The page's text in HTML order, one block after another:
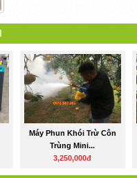
Máy Phun Khói Trừ Côn
Trùng Mini...
3,250,000đ